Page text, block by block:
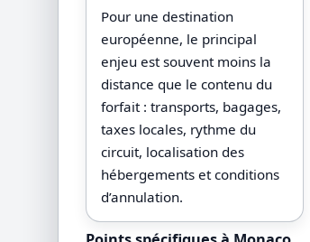
Pour une destination
européenne, le principal
enjeu est souvent moins la
distance que le contenu du
forfait : transports, bagages,
taxes locales, rythme du
circuit, localisation des
hébergements et conditions
d’annulation.